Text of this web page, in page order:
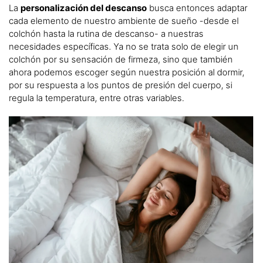
La personalización del descanso busca entonces adaptar
cada elemento de nuestro ambiente de sueño -desde el
colchón hasta la rutina de descanso- a nuestras
necesidades específicas. Ya no se trata solo de elegir un
colchón por su sensación de firmeza, sino que también
ahora podemos escoger según nuestra posición al dormir,
por su respuesta a los puntos de presión del cuerpo, si
regula la temperatura, entre otras variables.